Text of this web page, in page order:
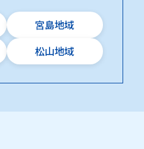
宮島地域
松山地域